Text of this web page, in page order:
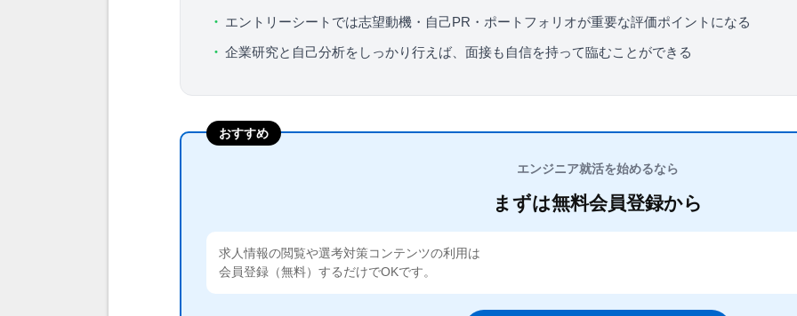
エントリーシートでは志望動機・自己PR・ポートフォリオが重要な評価ポイントになる
企業研究と自己分析をしっかり行えば、面接も自信を持って臨むことができる
おすすめ
エンジニア就活を始めるなら
まずは無料会員登録から
求人情報の閲覧や選考対策コンテンツの利用は
会員登録（無料）するだけでOKです。